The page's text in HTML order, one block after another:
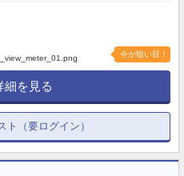
今が狙い目！
細を見る
ト（要ログイン）